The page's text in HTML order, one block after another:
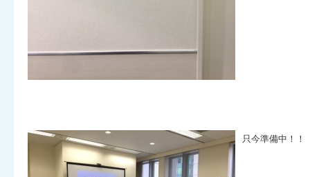
只今準備中！！